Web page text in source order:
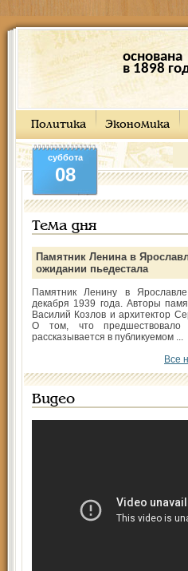
основана
в 1898
Политика Экономика
суббота
08
Тема дня
Памятник Ленина в
ожидании пьедестала
Памятник Ленину в
декабря 1939 года. Авторы
Василий Козлов и архитектор
О том, что предшествовало
рассказывается в публикуемом ...
Все
Видео